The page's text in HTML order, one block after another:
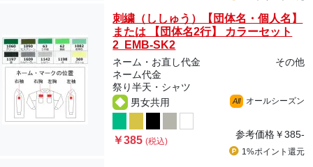
刺繍（ししゅう）【団体名・個人名】
または 【団体名2行】 カラーセット
2 EMB-SK2
ネーム・お直し代金
その他
ネーム代金
祭り半天・シャツ
男女共用
All オールシーズン
￥385(税込)
参考価格￥385-
1%ポイント 還元